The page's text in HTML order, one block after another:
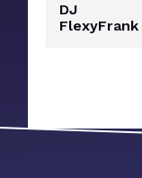
DJ
FlexyFrank